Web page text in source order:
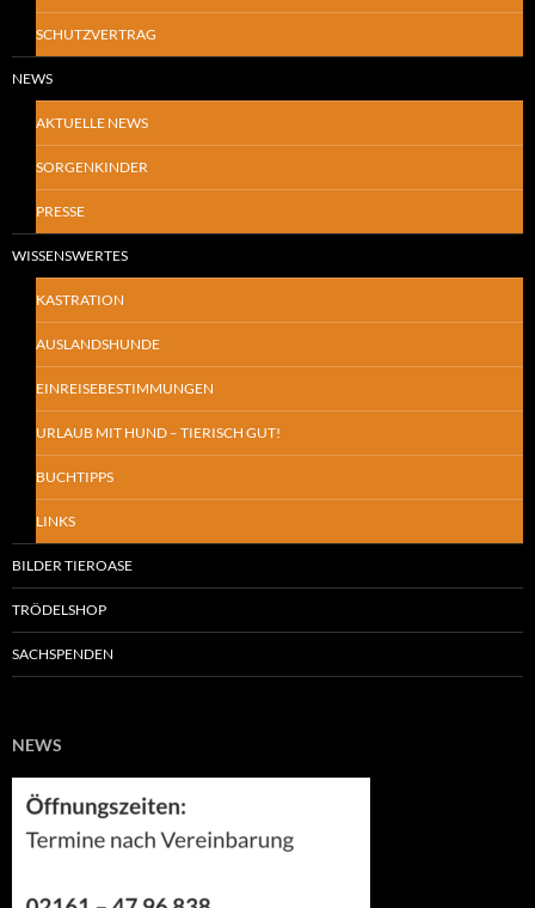
SCHUTZVERTRAG
NEWS
AKTUELLE NEWS
SORGENKINDER
PRESSE
WISSENSWERTES
KASTRATION
AUSLANDSHUNDE
EINREISEBESTIMMUNGEN
URLAUB MIT HUND – TIERISCH GUT!
BUCHTIPPS
LINKS
BILDER TIEROASE
TRÖDELSHOP
SACHSPENDEN
NEWS